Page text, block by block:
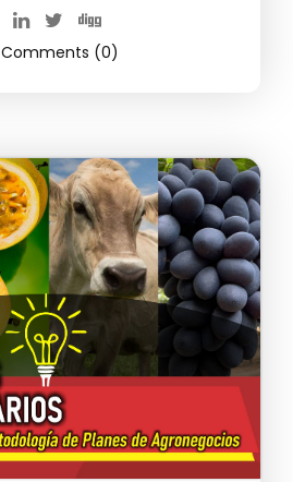
Comments (0)